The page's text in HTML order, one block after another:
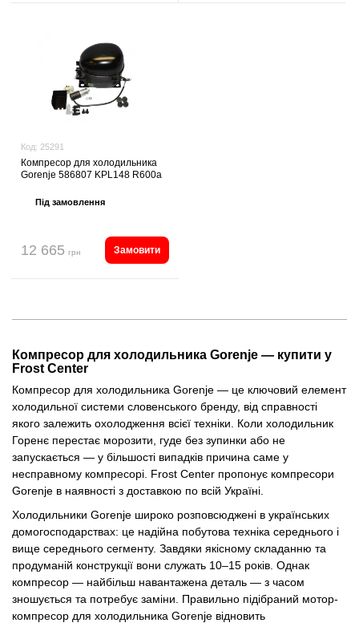
Код: 25291
Компресор для холодильника
Gorenje 586807 KPL148 R600a
Під замовлення
12 665 грн Замовити
Компресор для холодильника Gorenje — купити у
Frost Center
Компресор для холодильника Gorenje — це ключовий елемент
холодильної системи словенського бренду, від справності
якого залежить охолодження всієї техніки. Коли холодильник
Горенє перестає морозити, гуде без зупинки або не
запускається — у більшості випадків причина саме у
несправному компресорі. Frost Center пропонує компресори
Gorenje в наявності з доставкою по всій Україні.
Холодильники Gorenje широко розповсюджені в українських
домогосподарствах: це надійна побутова техніка середнього і
вище середнього сегменту. Завдяки якісному складанню та
продуманій конструкції вони служать 10–15 років. Однак
компресор — найбільш навантажена деталь — з часом
зношується та потребує заміни. Правильно підібраний мотор-
компресор для холодильника Gorenje відновить